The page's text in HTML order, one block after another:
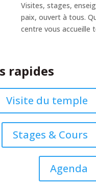
Visites, stages,
paix, ouvert à tous.
centre vous accueille
rapides
Visite du temple
Stages & Cours
Agenda